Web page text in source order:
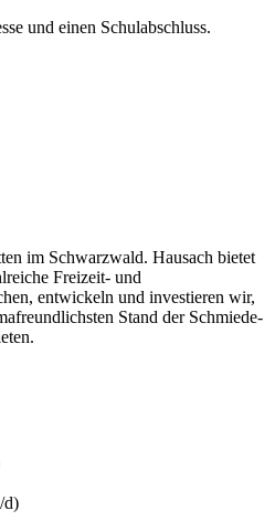
und einen Schulabschluss.
im Schwarzwald. Hausach bietet
Freizeit- und
entwickeln und investieren wir,
Stand der Schmiede-
d)